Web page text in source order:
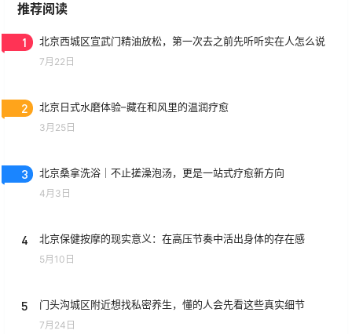
推荐阅读
1 北京西城区宣武门精油放松，第一次去之前先听听实在人怎么说
7月22日
2 北京日式水磨体验–藏在和风里的温润疗愈
3月25日
3 北京桑拿洗浴｜不止搓澡泡汤，更是一站式疗愈新方向
4月3日
4 北京保健按摩的现实意义：在高压节奏中活出身体的存在感
5月10日
5 门头沟城区附近想找私密养生，懂的人会先看这些真实细节
7月24日